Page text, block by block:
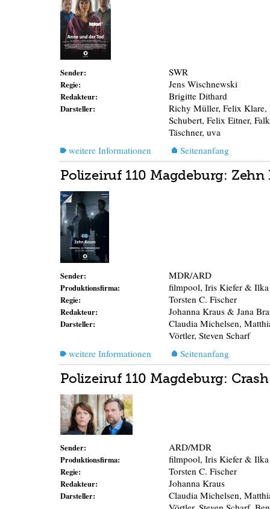
Sender: SWR
Regie: Jens Wischnewski
Redakteur: Brigitte Dithard
Darsteller:
Richy Müller, Felix Klare,
Schubert, Felix Eitner,
Täschner, uva
weitere Informationen
Seitenanfang
Polizeiruf 110 Magdeburg: Zehn
Sender: MDR/ARD
Produktionsfirma: filmpool, Iris Kiefer & Ilka
Regie: Torsten C. Fischer
Redakteur: Johanna Kraus & Jana
Darsteller:
Claudia Michelsen,
Vörtler, Steven Scharf
weitere Informationen
Seitenanfang
Polizeiruf 110 Magdeburg: Crash
Sender: ARD/MDR
Produktionsfirma: filmpool, Iris Kiefer & Ilka
Regie: Torsten C. Fischer
Redakteur: Johanna Kraus
Darsteller:
Claudia Michelsen,